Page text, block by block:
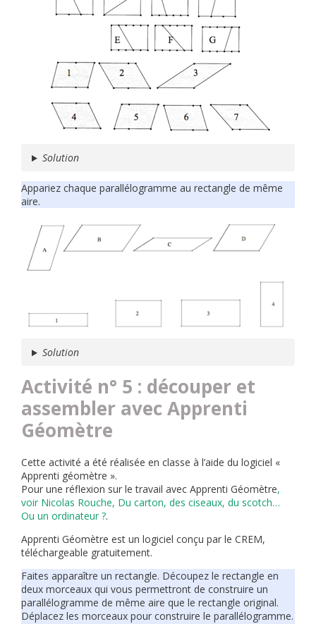
Solution
Appariez chaque parallélogramme au rectangle de même
aire.
Solution
Activité n° 5 : découper et
assembler avec Apprenti
Géomètre
Cette activité a été réalisée en classe à l’aide du logiciel «
Apprenti géomètre ».
Pour une réflexion sur le travail avec Apprenti Géomètre,
voir Nicolas Rouche, Du carton, des ciseaux, du scotch…
Ou un ordinateur ?.
Apprenti Géomètre est un logiciel conçu par le CREM,
téléchargeable gratuitement.
Faites apparaître un rectangle. Découpez le rectangle en
deux morceaux qui vous permettront de construire un
parallélogramme de même aire que le rectangle original.
Déplacez les morceaux pour construire le parallélogramme.